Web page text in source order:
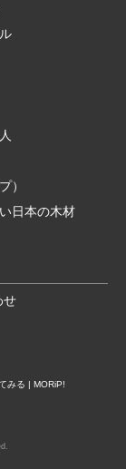
）
日本の木材
せ
みる | MORiP!